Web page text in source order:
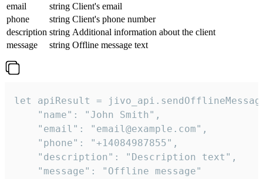
email
string Client's email
phone
string Client's phone number
description string Additional information about the client
message
string Offline message text
let apiResult =
    "name": "John Smith",
    "email": "email@example.com",
    "phone": "+14084987855",
    "description": "Description text",
    "message": "Offline message"